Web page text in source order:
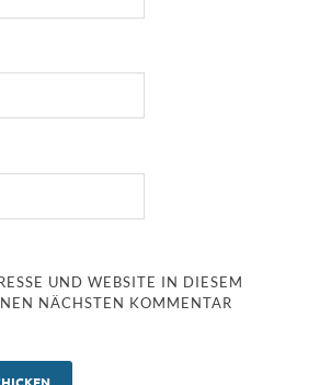
UND WEBSITE IN DIESEM
NÄCHSTEN KOMMENTAR